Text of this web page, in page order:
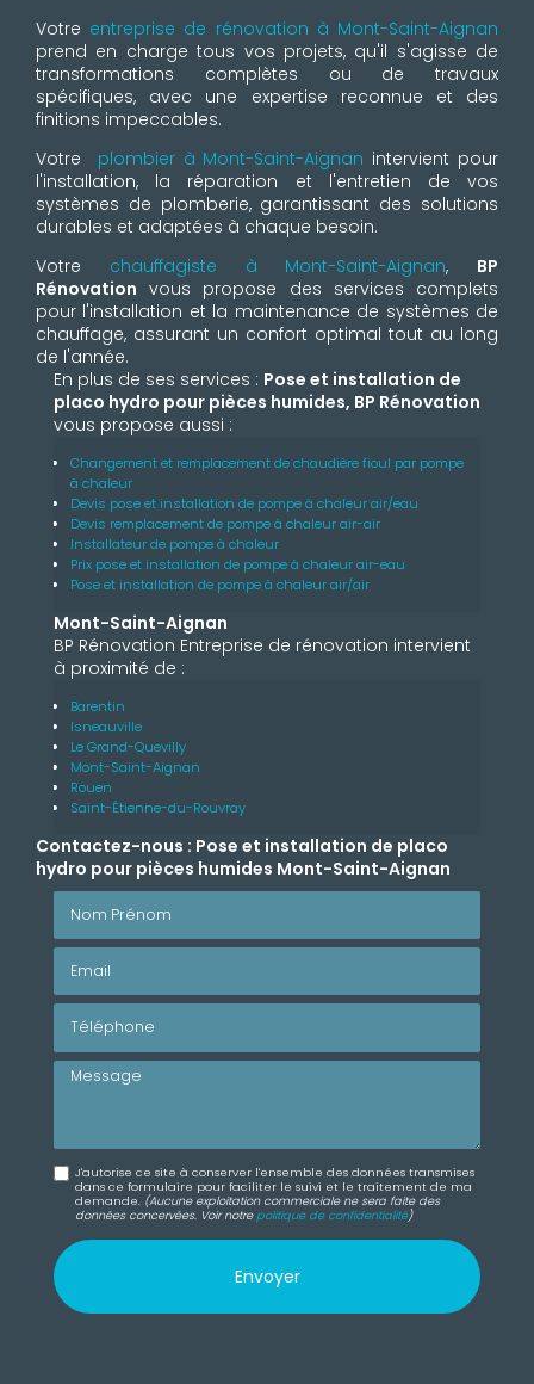
Votre entreprise de rénovation à Mont-Saint-Aignan
prend en charge tous vos projets, qu'il s'agisse de
transformations complètes ou de travaux
spécifiques, avec une expertise reconnue et des
finitions impeccables.
Votre plombier à Mont-Saint-Aignan intervient pour
l'installation, la réparation et l'entretien de vos
systèmes de plomberie, garantissant des solutions
durables et adaptées à chaque besoin.
Votre chauffagiste à Mont-Saint-Aignan, BP
Rénovation vous propose des services complets
pour l'installation et la maintenance de systèmes de
chauffage, assurant un confort optimal tout au long
de l'année.
En plus de ses services : Pose et installation de
placo hydro pour pièces humides, BP Rénovation
vous propose aussi :
Changement et remplacement de chaudière fioul par pompe
à chaleur
Devis pose et installation de pompe à chaleur air/eau
Devis remplacement de pompe à chaleur air-air
Installateur de pompe à chaleur
Prix pose et installation de pompe à chaleur air-eau
Pose et installation de pompe à chaleur air/air
Mont-Saint-Aignan
BP Rénovation Entreprise de rénovation intervient
à proximité de :
Barentin
Isneauville
Le Grand-Quevilly
Mont-Saint-Aignan
Rouen
Saint-Étienne-du-Rouvray
Contactez-nous : Pose et installation de placo
hydro pour pièces humides Mont-Saint-Aignan
Nom Prénom
Message
J'autorise ce site à conserver l'ensemble des données transmises
dans ce formulaire pour faciliter le suivi et le traitement de ma
demande. (Aucune exploitation commerciale ne sera faite des
données concervées. Voir notre politique de confidentialité)